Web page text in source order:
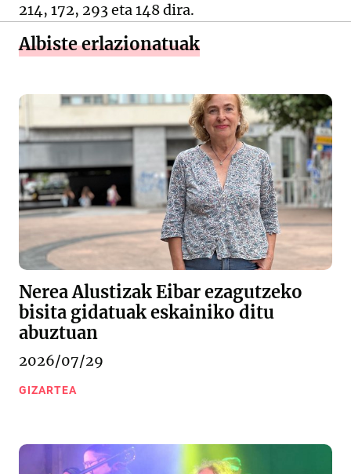
214, 172, 293 eta 148 dira.
Albiste erlazionatuak
Nerea Alustizak Eibar ezagutzeko
bisita gidatuak eskainiko ditu
abuztuan
2026/07/29
GIZARTEA